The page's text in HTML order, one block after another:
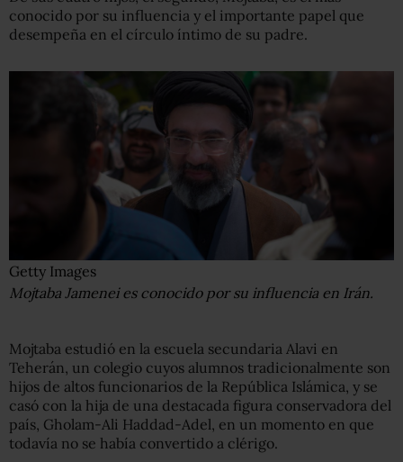
conocido por su influencia y el importante papel que
desempeña en el círculo íntimo de su padre.
Getty Images
Mojtaba Jamenei es conocido por su influencia en Irán.
Mojtaba estudió en la escuela secundaria Alavi en
Teherán, un colegio cuyos alumnos tradicionalmente son
hijos de altos funcionarios de la República Islámica, y se
casó con la hija de una destacada figura conservadora del
país, Gholam-Ali Haddad-Adel, en un momento en que
todavía no se había convertido a clérigo.